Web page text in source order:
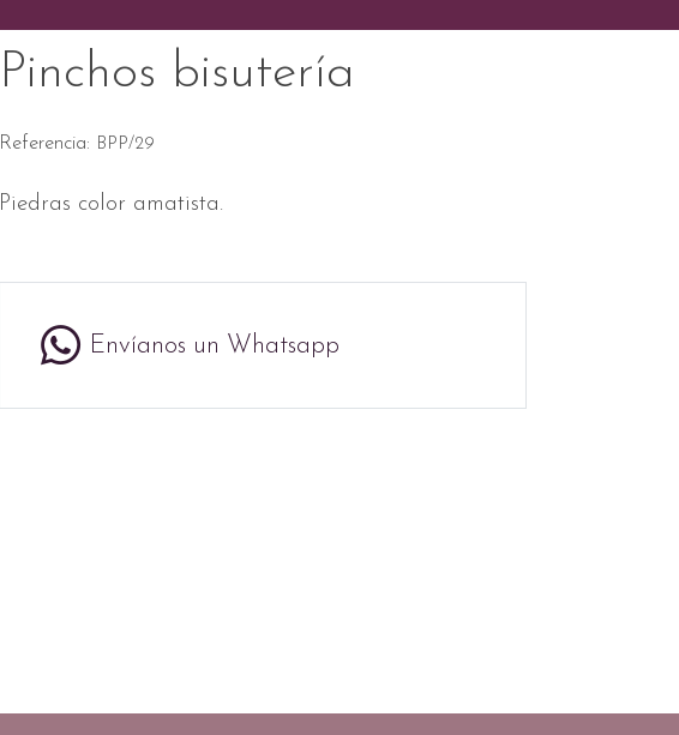
Pinchos bisutería
Referencia: BPP/29
Piedras color amatista.
Envíanos un Whatsapp